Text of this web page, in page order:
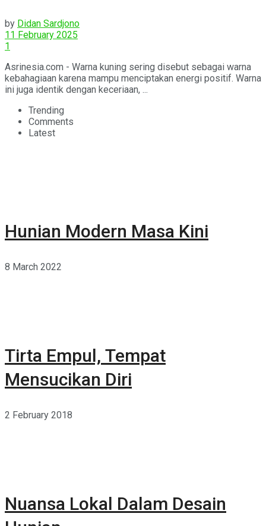
by Didan Sardjono
11 February 2025
1
Asrinesia.com - Warna kuning sering disebut sebagai warna
kebahagiaan karena mampu menciptakan energi positif. Warna
ini juga identik dengan keceriaan, ...
Trending
Comments
Latest
Hunian Modern Masa Kini
8 March 2022
Tirta Empul, Tempat
Mensucikan Diri
2 February 2018
Nuansa Lokal Dalam Desain